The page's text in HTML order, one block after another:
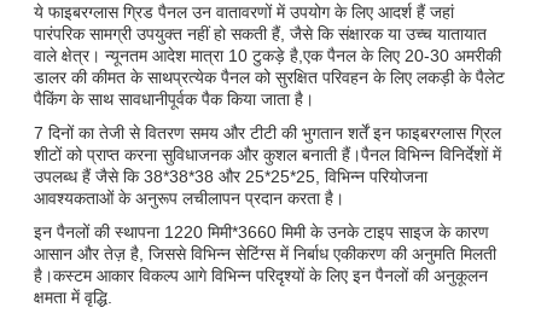
ये फाइबरग्लास ग्रिड पैनल उन वातावरणों में उपयोग के लिए आदर्श हैं जहां
पारंपरिक सामग्री उपयुक्त नहीं हो सकती हैं, जैसे कि संक्षारक या उच्च यातायात
वाले क्षेत्र। न्यूनतम आदेश मात्रा 10 टुकड़े है,एक पैनल के लिए 20-30 अमरीकी
डालर की कीमत के साथप्रत्येक पैनल को सुरक्षित परिवहन के लिए लकड़ी के पैलेट
पैकिंग के साथ सावधानीपूर्वक पैक किया जाता है।
7 दिनों का तेजी से वितरण समय और टीटी की भुगतान शर्तें इन फाइबरग्लास ग्रिल
शीटों को प्राप्त करना सुविधाजनक और कुशल बनाती हैं।पैनल विभिन्न विनिर्देशों में
उपलब्ध हैं जैसे कि 38*38*38 और 25*25*25, विभिन्न परियोजना
आवश्यकताओं के अनुरूप लचीलापन प्रदान करता है।
इन पैनलों की स्थापना 1220 मिमी*3660 मिमी के उनके टाइप साइज के कारण
आसान और तेज़ है, जिससे विभिन्न सेटिंग्स में निर्बाध एकीकरण की अनुमति मिलती
है।कस्टम आकार विकल्प आगे विभिन्न परिदृश्यों के लिए इन पैनलों की अनुकूलन
क्षमता में वृद्धि.